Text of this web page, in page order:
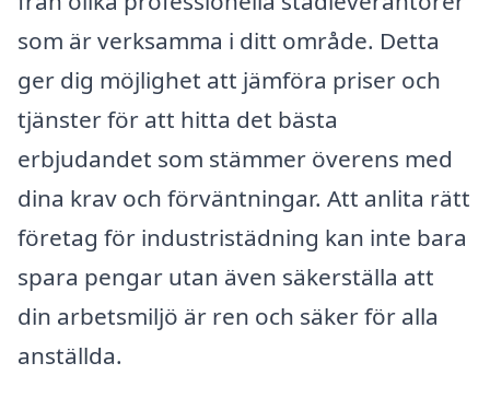
som är verksamma i ditt område. Detta
ger dig möjlighet att jämföra priser och
tjänster för att hitta det bästa
erbjudandet som stämmer överens med
dina krav och förväntningar. Att anlita rätt
företag för industristädning kan inte bara
spara pengar utan även säkerställa att
din arbetsmiljö är ren och säker för alla
anställda.